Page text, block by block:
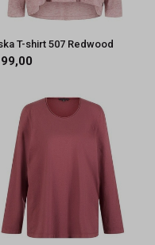
T-shirt 507 Redwood